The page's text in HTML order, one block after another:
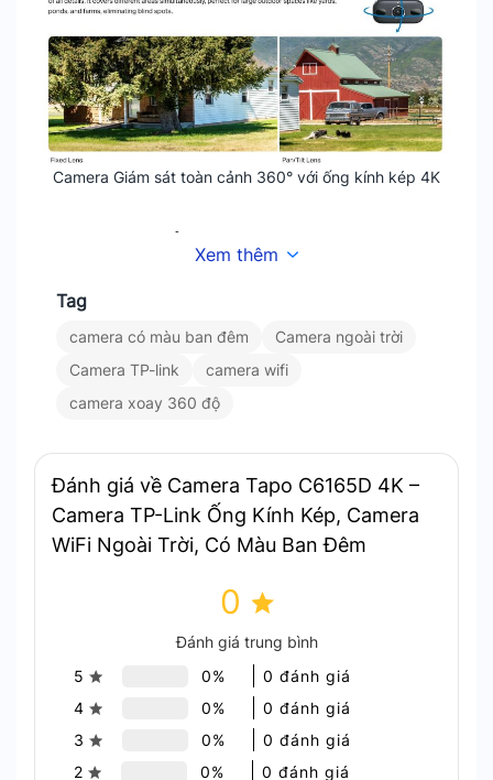
Camera Giám sát toàn cảnh 360° với ống kính kép 4K
Theo dõi chuyển động thông minh
Ống kính góc rộng phát hiện hoạt động. Sau đó,
ống kính xoay sẽ tự động theo dõi và phóng to để
giám sát chính xác hơn.
minh
Nhận diện AI – Phân biệt người, xe, thú cưng
Camera sử dụng AI để phân loại và nhận diện
chính xác các đối tượng. Nhờ đó, hạn chế cảnh
báo giả và giúp tìm kiếm lại dữ liệu dễ dàng hơn.
Xem thêm
Tag
camera có màu ban đêm
Camera ngoài trời
Camera TP-link
camera wifi
camera xoay 360 độ
Đánh giá về Camera Tapo C6165D 4K –
Camera TP-Link Ống Kính Kép, Camera
WiFi Ngoài Trời, Có Màu Ban Đêm
0
Đánh giá trung bình
5
0%
0 đánh giá
4
0%
0 đánh giá
3
0%
0 đánh giá
2
0%
0 đánh giá